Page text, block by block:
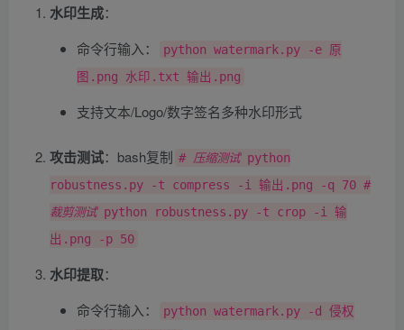
水印生成​：
命令行输入：
python watermark.py -e 原
图.png 水印.txt 输出.png
支持文本/Logo/数字签名多种水印形式
攻击测试​：bash复制 # 压缩测试python
robustness.py -t compress -i 输出.png -q 70 #
裁剪测试python robustness.py -t crop -i 输
出.png -p 50
水印提取​：
命令行输入：
python watermark.py -d 侵权